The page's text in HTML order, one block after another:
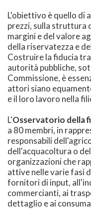
L'obiettivo è quello di
prezzi, sulla struttura
margini e del valore
della riservatezza e
Costruire la fiducia
autorità pubbliche,
Commissione, è
attori siano
e il loro lavoro nella
L'Osservatorio della
a 80 membri, in
responsabili
dell'acquacoltura o
organizzazioni che
attive nelle varie fasi
fornitori di input,
commercianti, ai
dettaglio e ai